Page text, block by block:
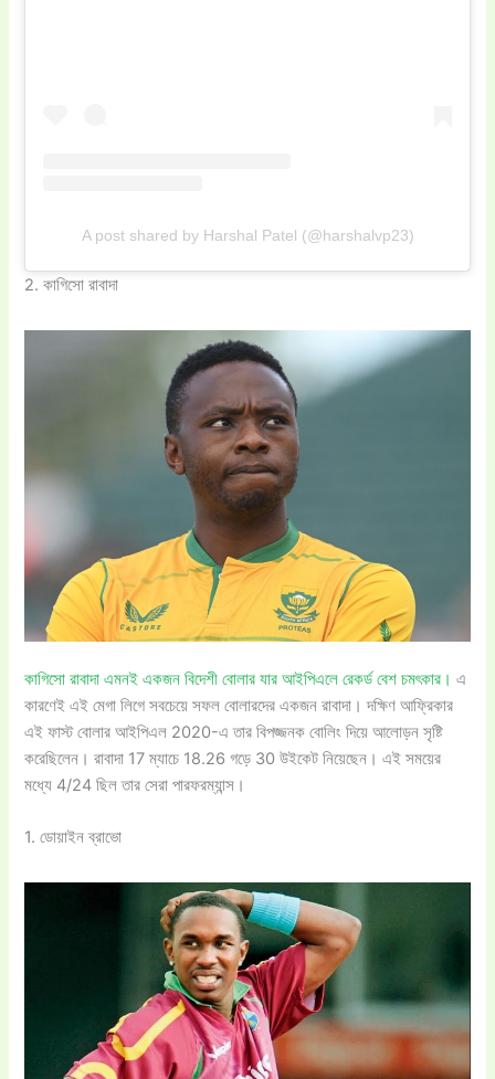
A post shared by Harshal Patel (@harshalvp23)
2. কাগিসো রাবাদা
কাগিসো রাবাদা এমনই একজন বিদেশী বোলার যার আইপিএলে রেকর্ড বেশ চমৎকার।এ
কারণেই এই মেগা লিগে সবচেয়ে সফল বোলারদের একজন রাবাদা। দক্ষিণ আফ্রিকার
এই ফাস্ট বোলার আইপিএল 2020-এ তার বিপজ্জনক বোলিং দিয়ে আলোড়ন সৃষ্টি
করেছিলেন। রাবাদা 17 ম্যাচে 18.26 গড়ে 30 উইকেট নিয়েছেন। এই সময়ের
মধ্যে 4/24 ছিল তার সেরা পারফরম্যান্স।
1. ডোয়াইন ব্রাভো